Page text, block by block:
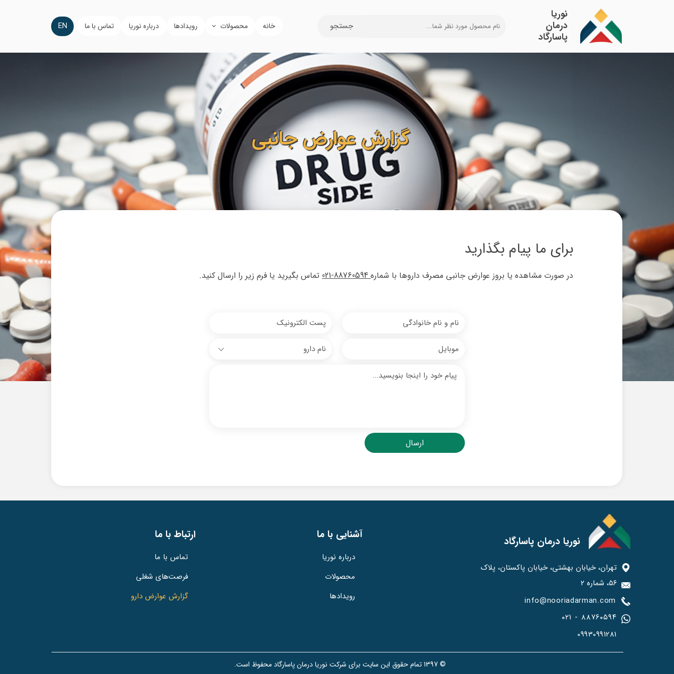
​نوریا
درمان
پاسارگاد
خانه محصولات رویدادها درباره نوریا تماس با ما جستجو EN
گزارش عوارض جانبی
برای ما پیام بگذارید
در صورت مشاهده یا بروز عوارض جانبی مصرف داروها با شماره 88760594-021 تماس بگیرید یا فرم زیر را ارسال کنید.
ارسال
نوریا درمان پاسارگاد
۰۲۱ - ۸۸۷۶۰۵۹۴
تهران، خیابان بهشتی، خیابان پاکستان، پلاک
۵۶، شماره ۲
09930991281​​​​​​​
info@nooriadarman.com​​​​​
تماس با ما
فرصت‌های شغلی
گزارش عوارض دارو
ارتباط با ما
درباره نوریا
محصولات
رویدادها
​آشنایی با ما
© 1397 تمام حقوق این سایت برای شرکت نوریا درمان پاسارگاد محفوظ است.